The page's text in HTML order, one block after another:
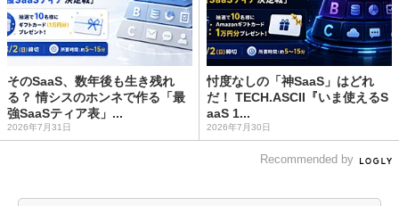
そのSaaS、数年後も生き残れ
る？ 情シスのホンネで作る「最
強SaaSティア表」...
2026年7月31日
忖度なしの「神SaaS」はどれ
だ！ TECH.ASCII『いま使えるS
aaS 1...
2026年7月30日
Recommended by